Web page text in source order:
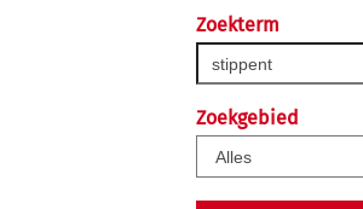
Zoekterm
Zoekgebied